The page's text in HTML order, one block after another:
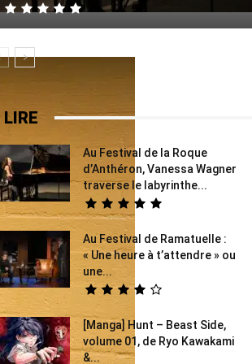
Au Festival de la Roque
d’Anthéron, Vanessa Wagner
traverse le labyrinthe...
Au Festival de Ramatuelle :
« Une heure à t’attendre » ou
une...
[Manga] Hunt – Beast Side,
volume 01, de Ryo Kawakami
&...